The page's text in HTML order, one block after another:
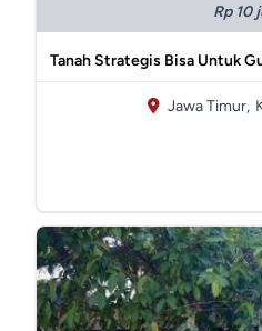
Rp 10
Tanah Strategis Bisa Untuk
Jawa Timur,